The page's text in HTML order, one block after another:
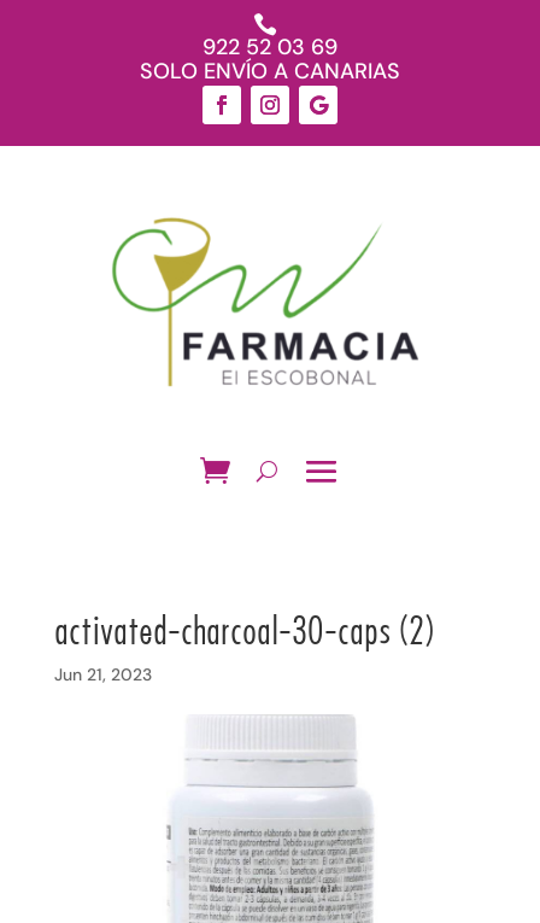

922 52 03 69
SOLO ENVÍO A CANARIAS
activated-charcoal-30-caps (2)
Jun 21, 2023